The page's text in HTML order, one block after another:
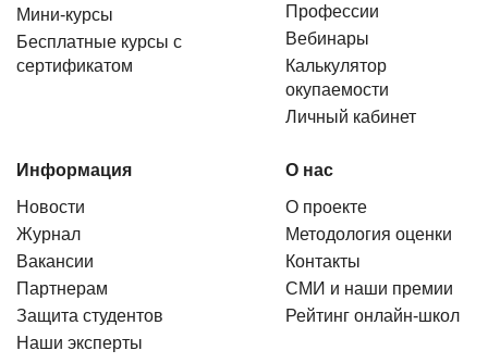
Мини-курсы
Бесплатные курсы с
сертификатом
Профессии
Вебинары
Калькулятор
окупаемости
Личный кабинет
Информация
Новости
Журнал
Вакансии
Партнерам
Защита студентов
Наши эксперты
О нас
О проекте
Методология оценки
Контакты
СМИ и наши премии
Рейтинг онлайн-школ